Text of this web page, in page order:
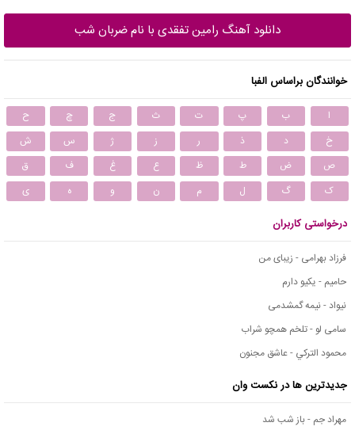
دانلود آهنگ رامین تفقدی با نام ضربان شب
خوانندگان براساس الفبا
ا ب پ ت ث ج چ
ح
خ
د ذ ر ز ژ س
ش
ص
ض ط ظ ع غ ف
ق
ک
گ ل م ن و ه ی
درخواستی کاربران
فرزاد بهرامی - زیبای من
حامیم - یکیو دارم
نیواد - نیمه گمشدمی
سامی لو - تلخم همچو شراب
محمود التركي - عاشق مجنون
جدیدترین ها در نکست وان
مهراد جم - باز شب شد